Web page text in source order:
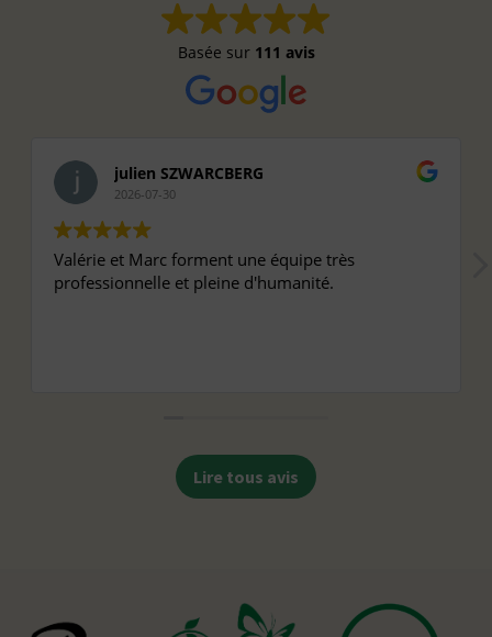
Basée sur 111 avis
julien SZWARCBERG
2026-07-30
Valérie et Marc forment une équipe très
professionnelle et pleine d'humanité.
Lire tous avis